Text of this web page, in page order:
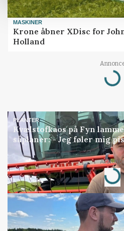
MASKINER
Krone åbner XDisc for
Holland
PLANTER
Kvælstofkaos på Fyn
såplaner: - Jeg føler mig